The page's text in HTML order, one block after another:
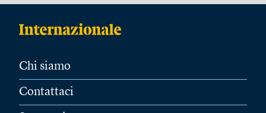
Chi siamo
Contattaci